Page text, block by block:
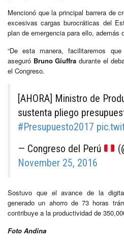
Mencionó que la principal barrera de
excesivas cargas burocráticas del
plan de emergencia para ello, además
“De esta manera, facilitaremos
aseguró Bruno Giuffra durante el
el Congreso.
[AHORA] Ministro de
sustenta pliego
#Presupuesto2017
— Congreso del Perú
November 25, 2016
Sostuvo que el avance de la
generado un ahorro de 73 horas
contribuye a la productividad de
Foto Andina